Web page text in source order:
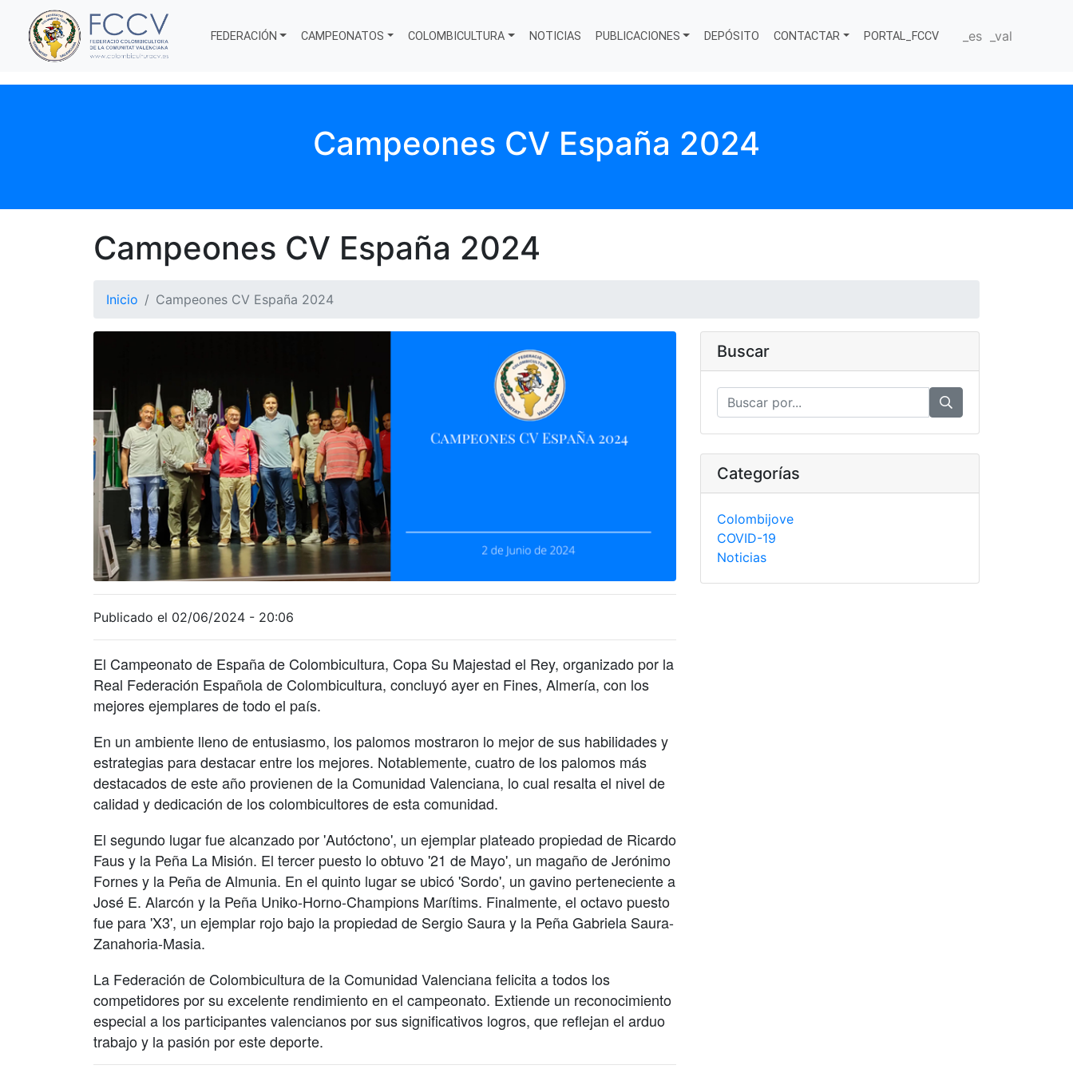
FEDERACIÓN CAMPEONATOS COLOMBICULTURA NOTICIAS PUBLICACIONES DEPÓSITO CONTACTAR PORTAL_FCCV _es _val
Campeones CV España 2024
Campeones CV España 2024
Inicio Campeones CV España 2024
Publicado el 02/06/2024 - 20:06
El Campeonato de España de Colombicultura, Copa Su Majestad el Rey, organizado por la
Real Federación Española de Colombicultura, concluyó ayer en Fines, Almería, con los
mejores ejemplares de todo el país.
En un ambiente lleno de entusiasmo, los palomos mostraron lo mejor de sus habilidades y
estrategias para destacar entre los mejores. Notablemente, cuatro de los palomos más
destacados de este año provienen de la Comunidad Valenciana, lo cual resalta el nivel de
calidad y dedicación de los colombicultores de esta comunidad.
El segundo lugar fue alcanzado por 'Autóctono', un ejemplar plateado propiedad de Ricardo
Faus y la Peña La Misión. El tercer puesto lo obtuvo '21 de Mayo', un magaño de Jerónimo
Fornes y la Peña de Almunia. En el quinto lugar se ubicó 'Sordo', un gavino perteneciente a
José E. Alarcón y la Peña Uniko-Horno-Champions Marítims. Finalmente, el octavo puesto
fue para 'X3', un ejemplar rojo bajo la propiedad de Sergio Saura y la Peña Gabriela Saura-
Zanahoria-Masia.
La Federación de Colombicultura de la Comunidad Valenciana felicita a todos los
competidores por su excelente rendimiento en el campeonato. Extiende un reconocimiento
especial a los participantes valencianos por sus significativos logros, que reflejan el arduo
trabajo y la pasión por este deporte.
Buscar
Categorías
Colombijove
COVID-19
Noticias